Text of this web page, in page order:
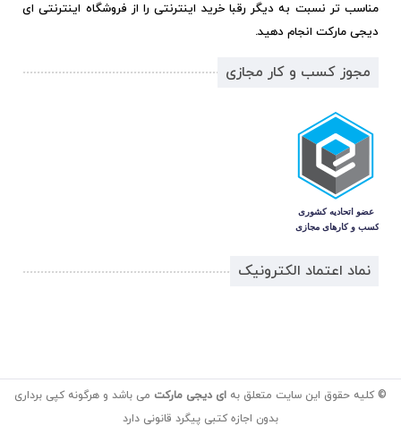
مناسب تر نسبت به دیگر رقبا خرید اینترنتی را از فروشگاه اینترنتی ای
دیجی مارکت انجام دهید.
مجوز کسب و کار مجازی
نماد اعتماد الکترونیک
© کلیه حقوق این سایت متعلق به ای دیجی مارکت می باشد و هرگونه کپی برداری
بدون اجازه کتبی پیگرد قانونی دارد